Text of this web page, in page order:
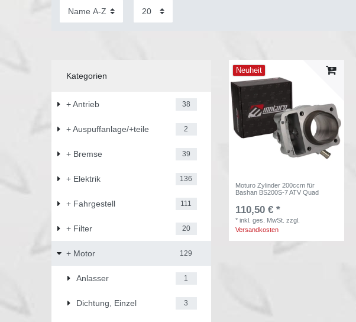
Kategorien
+ Antrieb 38
+ Auspuffanlage/+teile 2
+ Bremse 39
+ Elektrik 136
+ Fahrgestell 111
+ Filter 20
+ Motor 129
Anlasser 1
Dichtung, Einzel 3
Neuheit
Moturo Zylinder 200ccm für
Bashan BS200S-7 ATV Quad
110,50 € *
*inkl. ges. MwSt. zzgl.
Versandkosten